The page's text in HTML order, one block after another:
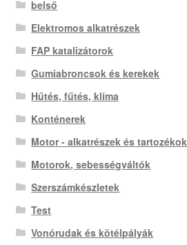
belső
Elektromos alkatrészek
FAP katalizátorok
Gumiabroncsok és kerekek
Hűtés, fűtés, klíma
Konténerek
Motor - alkatrészek és tartozékok
Motorok, sebességváltók
Szerszámkészletek
Test
Vonórudak és kötélpályák